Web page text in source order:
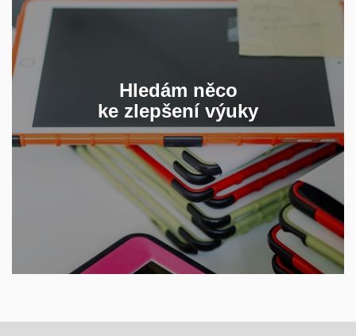
Hledám něco
ke zlepšení výuky
Aktivizace, efektivní komunikace, příklady dobré
praxe, osvědčené tipy kolegů či nové technologie
JAK NA DÁLKU BUDOVAT
UČEBNÍ KOMUNITU?